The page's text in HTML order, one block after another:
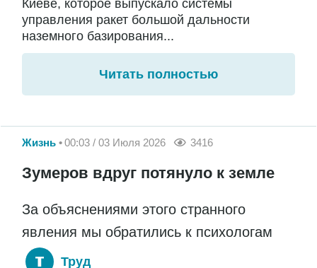
Киеве, которое выпускало системы
управления ракет большой дальности
наземного базирования...
Читать полностью
Жизнь 00:03 / 03 Июля 2026 3416
Зумеров вдруг потянуло к земле
За объяснениями этого странного
явления мы обратились к психологам
Труд